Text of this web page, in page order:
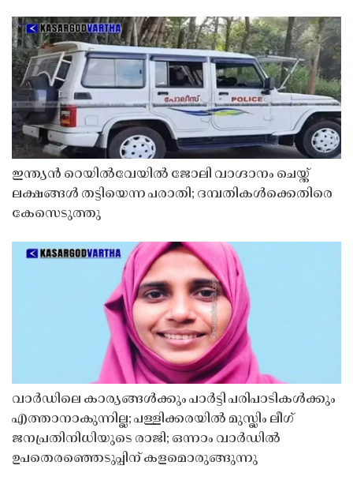
ഇന്ത്യൻ റെയിൽവേയിൽ ജോലി വാഗ്ദാനം ചെയ്ത്
ലക്ഷങ്ങൾ തട്ടിയെന്ന പരാതി; ദമ്പതികൾക്കെതിരെ
കേസെടുത്തു
വാർഡിലെ കാര്യങ്ങൾക്കും പാർട്ടി പരിപാടികൾക്കും
എത്താനാകുന്നില്ല; പള്ളിക്കരയിൽ മുസ്ലിം ലീഗ്
ജനപ്രതിനിധിയുടെ രാജി; ഒന്നാം വാർഡിൽ
ഉപതെരഞ്ഞെടുപ്പിന് കളമൊരുങ്ങുന്നു